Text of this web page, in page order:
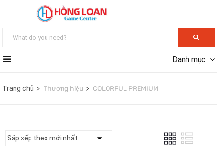
Danh mục
Trang chủ Thương hiệu COLORFUL PREMIUM